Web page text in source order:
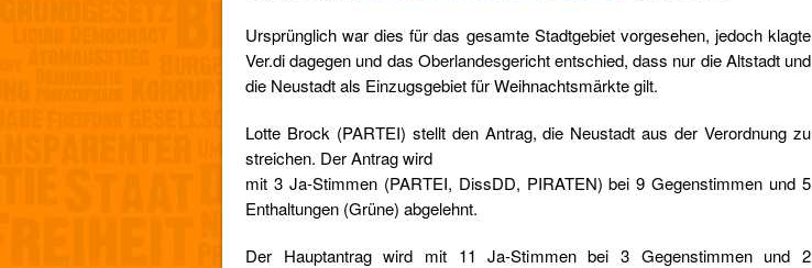
Ursprünglich war dies für das gesamte Stadtgebiet vorgesehen, jedoch klagte
Ver.di dagegen und das Oberlandesgericht entschied, dass nur die Altstadt und
die Neustadt als Einzugsgebiet für Weihnachtsmärkte gilt.
Lotte Brock (PARTEI) stellt den Antrag, die Neustadt aus der Verordnung zu
streichen. Der Antrag wird
mit 3 Ja-Stimmen (PARTEI, DissDD, PIRATEN) bei 9 Gegenstimmen und 5
Enthaltungen (Grüne) abgelehnt.
Der Hauptantrag wird mit 11 Ja-Stimmen bei 3 Gegenstimmen und 2